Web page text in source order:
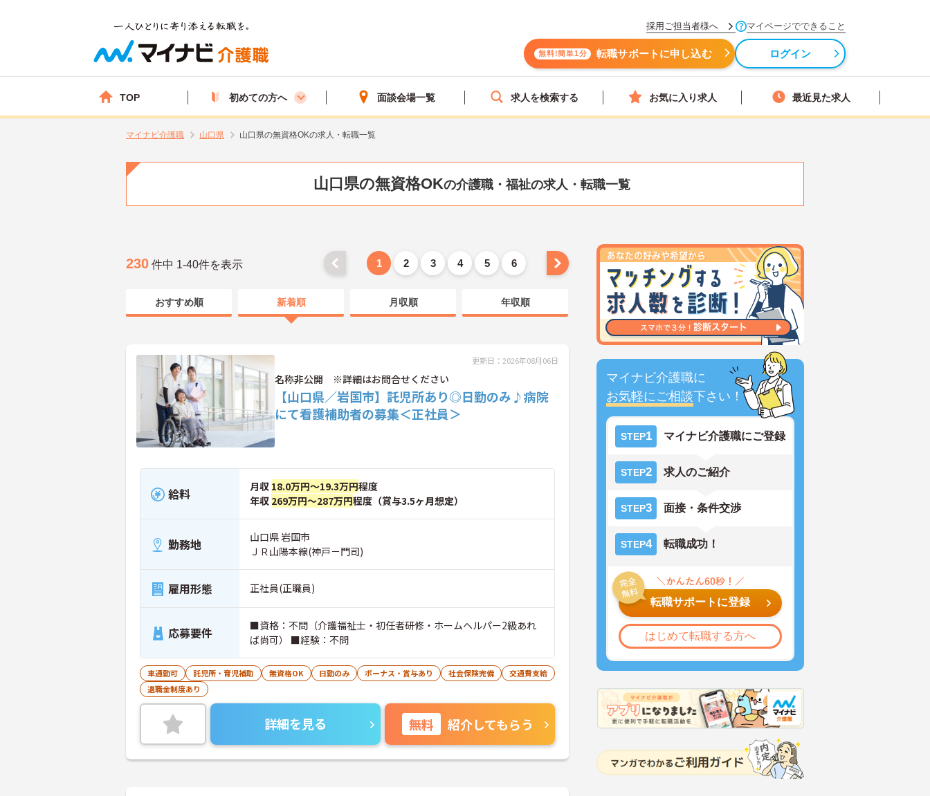
採用ご担当者様へ マイページでできること
無料!簡単1分 転職サポートに申し込む ログイン
TOP 初めての方へ 面談会場一覧 求人を検索する お気に入り求人 最近見た求人
マイナビ介護職 山口県 山口県の無資格OKの求人・転職一覧
山口県の無資格OKの介護職・福祉の求人・転職一覧
マイナビ介護職に
お気軽にご相談下さい！
STEP1 マイナビ介護職にご登録
STEP2 求人のご紹介
STEP3 面接・条件交渉
STEP4 転職成功！
転職サポートに登録
はじめて転職する方へ
230 件中 1-40件を表示 1 2 3 4 5 6
おすすめ順 新着順 月収順 年収順
更新日：2026年08月06日
名称非公開 ※詳細はお問合せください
【山口県／岩国市】託児所あり◎日勤のみ♪病院
にて看護補助者の募集＜正社員＞
給料 月収 18.0万円～19.3万円程度
年収 269万円～287万円程度（賞与3.5ヶ月想定）
勤務地
山口県 岩国市
ＪＲ山陽本線(神戸－門司)
雇用形態 正社員(正職員)
応募要件
■資格：不問（介護福祉士・初任者研修・ホームヘルパー2級あれ
ば尚可） ■経験：不問
車通勤可 託児所・育児補助 無資格OK 日勤のみ ボーナス・賞与あり 社会保険完備
交通費支給
退職金制度あり
詳細を見る 無料 紹介してもらう